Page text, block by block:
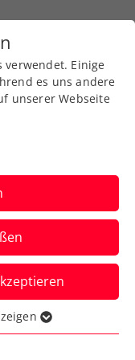
beim WTA-
verwendet. Einige
es uns andere
unserer Webseite